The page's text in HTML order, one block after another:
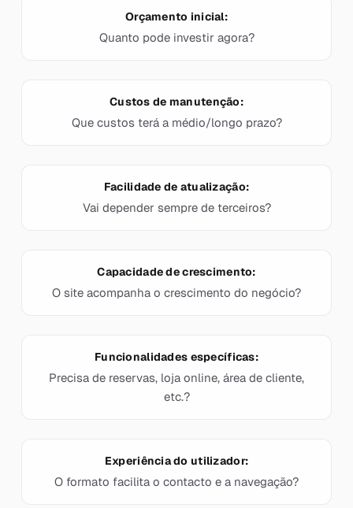
Orçamento inicial:
Quanto pode investir agora?
Custos de manutenção:
Que custos terá a médio/longo prazo?
Facilidade de atualização:
Vai depender sempre de terceiros?
Capacidade de crescimento:
O site acompanha o crescimento do negócio?
Funcionalidades específicas:
Precisa de reservas, loja online, área de cliente,
etc.?
Experiência do utilizador:
O formato facilita o contacto e a navegação?